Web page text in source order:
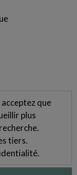
que
plus
tiers.
.